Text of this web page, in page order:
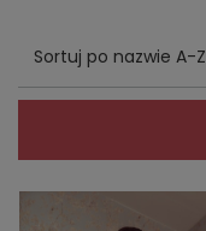
Sortuj po nazwie A-Z